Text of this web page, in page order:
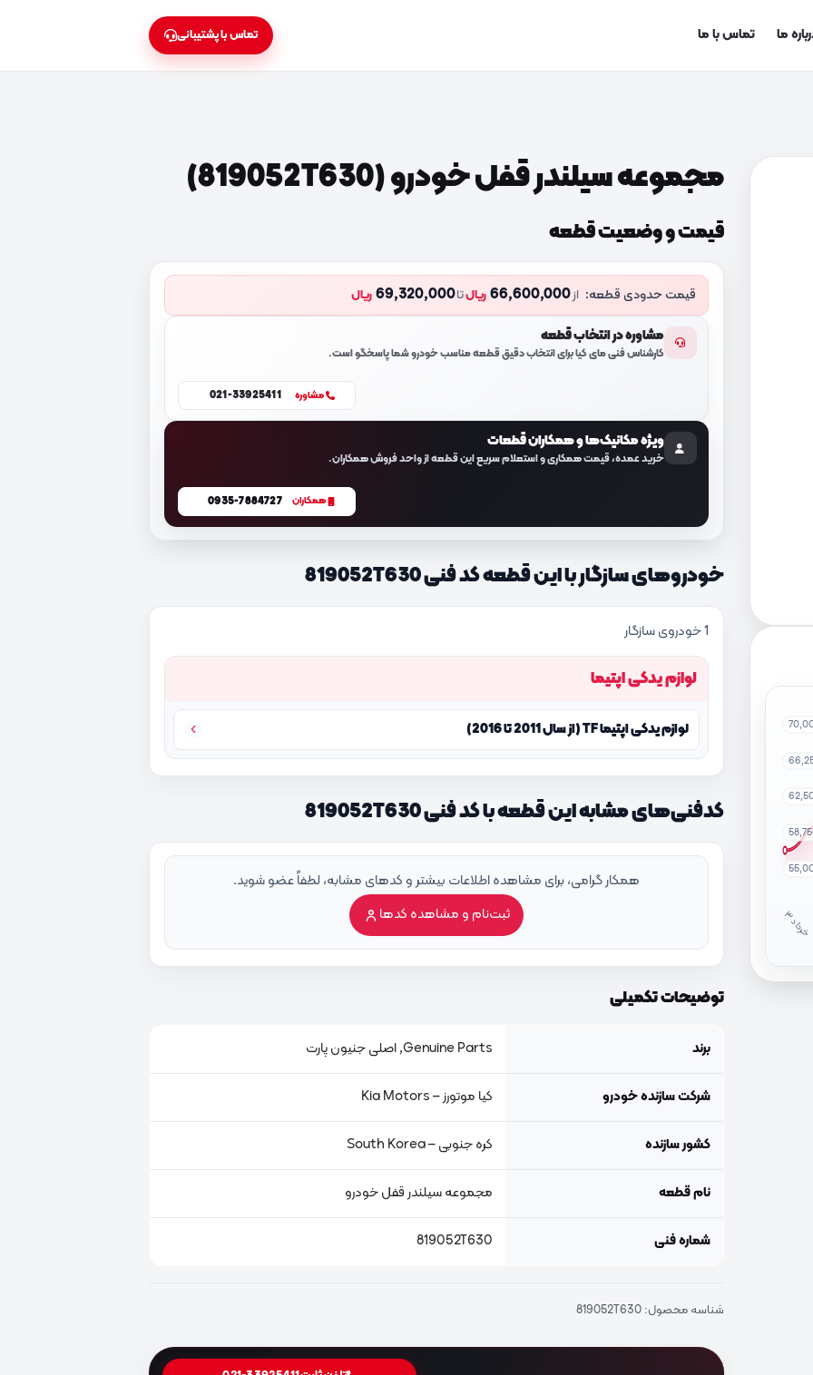
ما تماس با ما تماس با پشتیبانی
خ
ر
داد
۳
مجموعه سیلندر قفل خودرو (819052T630)
قیمت و وضعیت قطعه
قیمت حدودی قطعه: از66,600,000 ریالتا69,320,000ریال
مشاوره در انتخاب قطعه
کارشناس فنی مای کیا برای انتخاب دقیق قطعه مناسب خودرو شما پاسخگو است.
مشاوره 021-33925411
ویژه مکانیک‌ها و همکاران قطعات
خرید عمده، قیمت همکاری و استعلام سریع این قطعه از واحد فروش همکاران.
همکاران 0935-7884727
خودروهای سازگار با این قطعه کد فنی 819052T630
1 خودروی سازگار
لوازم یدکی اپتیما
لوازم یدکی اپتیما TF (از سال 2011 تا 2016)
کدفنی‌های مشابه این قطعه با کد فنی 819052T630
همکار گرامی، برای مشاهده اطلاعات بیشتر و کدهای مشابه، لطفاً عضو شوید.
ثبت‌نام و مشاهده کدها
توضیحات تکمیلی
برند Genuine Parts, اصلی جنیون پارت
شرکت سازنده خودرو کیا موتورز – Kia Motors
کشور سازنده کره جنوبی – South Korea
نام قطعه مجموعه سیلندر قفل خودرو
شماره فنی 819052T630
شناسه محصول:819052T630